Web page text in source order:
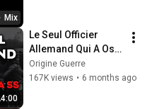
Mix
Le Seul Officier
Allemand Qui A Osé
Défier Les SS
Origine Guerre
167K views • 6 months ago